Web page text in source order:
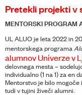
Pretekli projekti v
MENTORSKI PROGRAM
UL ALUO je leta 2022 in
mentorskega programa
alumnov Univerze v
delovnega mesta –
individualno (1 na 1) za en
Mentorstvo je bilo mogoče
tudi v tujini živeči alumni.